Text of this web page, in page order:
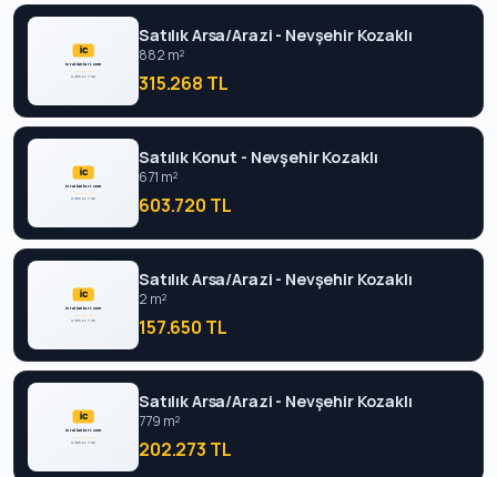
Satılık Arsa/Arazi - Nevşehir Kozaklı
882 m²
315.268 TL
Satılık Konut - Nevşehir Kozaklı
671 m²
603.720 TL
Satılık Arsa/Arazi - Nevşehir Kozaklı
2 m²
157.650 TL
Satılık Arsa/Arazi - Nevşehir Kozaklı
779 m²
202.273 TL